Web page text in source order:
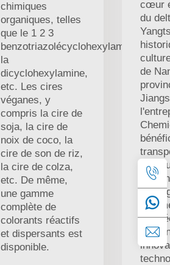
chimiques
organiques, telles
que le 1 2 3
benzotriazolécyclohexylamine,
la
dicyclohexylamine,
etc. Les cires
véganes, y
compris la cire de
soja, la cire de
noix de coco, la
cire de son de riz,
la cire de colza,
etc. De même,
une gamme
complète de
colorants réactifs
et dispersants est
disponible.
cœur
du
de